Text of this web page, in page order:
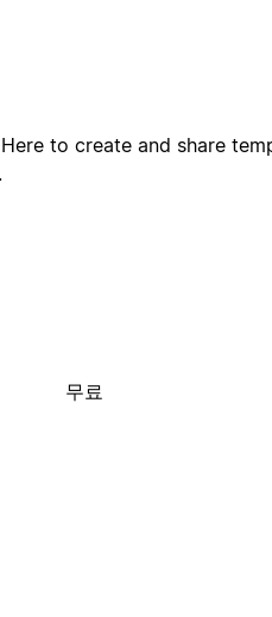
to create and share
무료